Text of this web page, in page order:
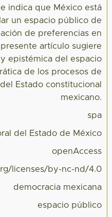
indica que México está
un espacio público de
de preferencias en
artículo sugiere
epistémica del espacio
de los procesos de
Estado constitucional
mexicano.
spa
del Estado de México
openAccess
licenses/by-nc-nd/4.0
democracia mexicana
espacio público